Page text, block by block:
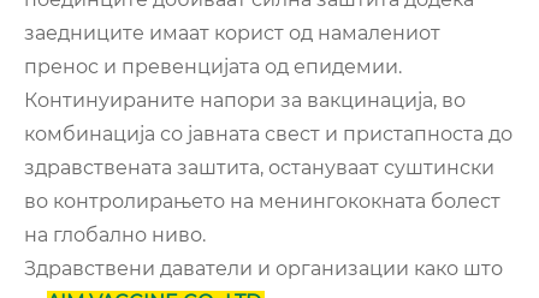
заедниците имаат корист од намалениот
пренос и превенцијата од епидемии.
Континуираните напори за вакцинација, во
комбинација со јавната свест и пристапноста до
здравствената заштита, остануваат суштински
во контролирањето на менингококната болест
на глобално ниво.
Здравствени даватели и организации како што